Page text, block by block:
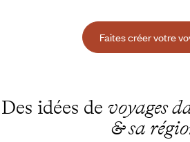
Faites créer votre
Des idées de voyages
& sa